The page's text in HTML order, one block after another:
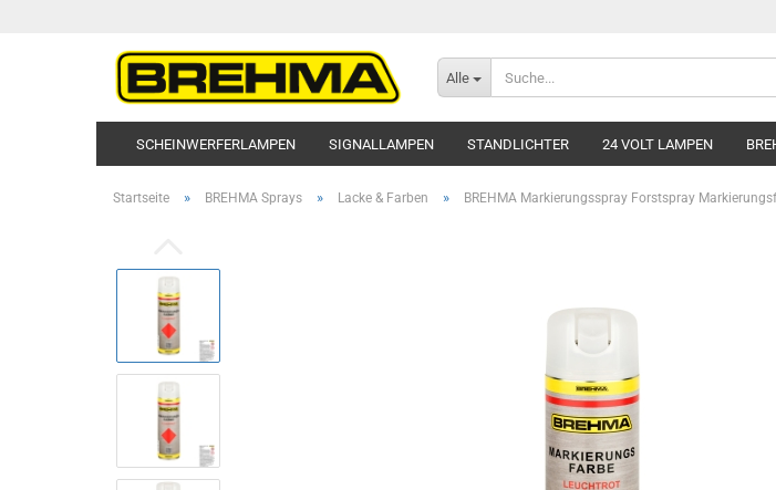
Alle
SCHEINWERFERLAMPEN SIGNALLAMPEN STANDLICHTER 24 VOLT LAMPEN
P21W Ba15S
P21/5W Bay15d
PY21W BAU15s
R5W Ba15s
Startseite » BREHMA Sprays » Lacke & Farben » BREHMA Markierungsspray Forstspray